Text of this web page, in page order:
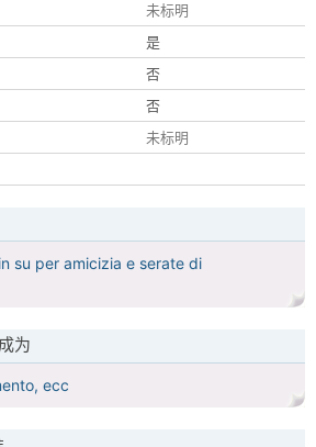
未标明
是
否
否
未标明
su per amicizia e serate di
为
ecc